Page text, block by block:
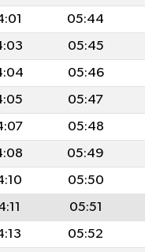
05:44
05:45
05:46
05:47
05:48
05:49
05:50
05:51
05:52